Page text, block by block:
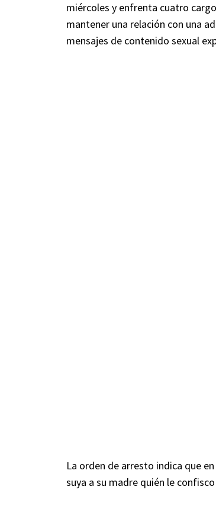
miércoles y enfrenta cuatro
mantener una relación con una
mensajes de contenido sexual
La orden de arresto indica que
suya a su madre quién le